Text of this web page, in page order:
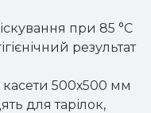
при 85 °С
результат
касети 500х500 мм
для тарілок,